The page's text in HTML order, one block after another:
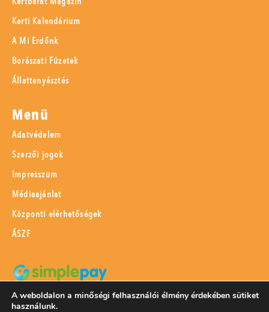
Kerti Kalendárium
A Mi Erdőnk
Borászati Füzetek
Állattenyésztés
Menü
Adatvédelem
Szerzői jogok
Impresszum
Médiaajánlat
Központi elérhetőségek
ÁSZF
SimplePay adattovábbítási nyilatkozat
A weboldalon a minőségi felhasználói élmény érdekében sütiket
használunk.